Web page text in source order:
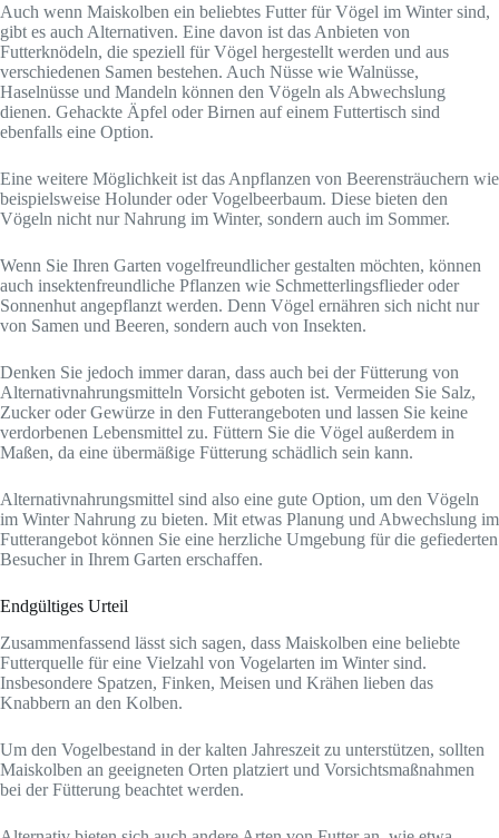
Auch wenn Maiskolben ein beliebtes Futter für Vögel im Winter sind,
gibt es auch Alternativen. Eine davon ist das Anbieten von
Futterknödeln, die speziell für Vögel hergestellt werden und aus
verschiedenen Samen bestehen. Auch Nüsse wie Walnüsse,
Haselnüsse und Mandeln können den Vögeln als Abwechslung
dienen. Gehackte Äpfel oder Birnen auf einem Futtertisch sind
ebenfalls eine Option.
Eine weitere Möglichkeit ist das Anpflanzen von Beerensträuchern wie
beispielsweise Holunder oder Vogelbeerbaum. Diese bieten den
Vögeln nicht nur Nahrung im Winter, sondern auch im Sommer.
Wenn Sie Ihren Garten vogelfreundlicher gestalten möchten, können
auch insektenfreundliche Pflanzen wie Schmetterlingsflieder oder
Sonnenhut angepflanzt werden. Denn Vögel ernähren sich nicht nur
von Samen und Beeren, sondern auch von Insekten.
Denken Sie jedoch immer daran, dass auch bei der Fütterung von
Alternativnahrungsmitteln Vorsicht geboten ist. Vermeiden Sie Salz,
Zucker oder Gewürze in den Futterangeboten und lassen Sie keine
verdorbenen Lebensmittel zu. Füttern Sie die Vögel außerdem in
Maßen, da eine übermäßige Fütterung schädlich sein kann.
Alternativnahrungsmittel sind also eine gute Option, um den Vögeln
im Winter Nahrung zu bieten. Mit etwas Planung und Abwechslung im
Futterangebot können Sie eine herzliche Umgebung für die gefiederten
Besucher in Ihrem Garten erschaffen.
Endgültiges Urteil
Zusammenfassend lässt sich sagen, dass Maiskolben eine beliebte
Futterquelle für eine Vielzahl von Vogelarten im Winter sind.
Insbesondere Spatzen, Finken, Meisen und Krähen lieben das
Knabbern an den Kolben.
Um den Vogelbestand in der kalten Jahreszeit zu unterstützen, sollten
Maiskolben an geeigneten Orten platziert und Vorsichtsmaßnahmen
bei der Fütterung beachtet werden.